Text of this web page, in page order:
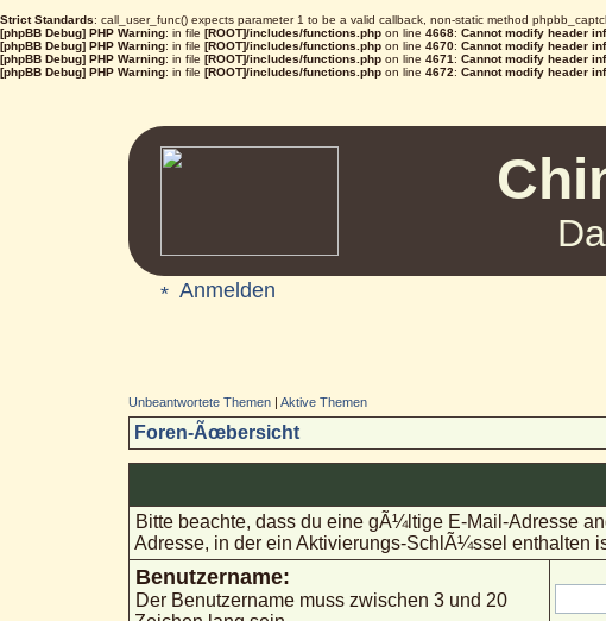
Strict Standards: call_user_func() expects parameter 1 to be a valid callback, non-static method
[phpBB Debug] PHP Warning: in file [ROOT]/includes/functions.php on line 4668: Cannot modify header
[phpBB Debug] PHP Warning: in file [ROOT]/includes/functions.php on line 4670: Cannot modify header
[phpBB Debug] PHP Warning: in file [ROOT]/includes/functions.php on line 4671 : Cannot modify header
[phpBB Debug] PHP Warning: in file [ROOT]/includes/functions.php on line 4672: Cannot modify header
Anmelden
Unbeantwortete Themen| Aktive Themen
Foren-Ãœbersicht
Bitte beachte, dass du eine gÃ¼ltige E-Mail-Adresse
Adresse, in der ein Aktivierungs-SchlÃ¼ssel enthalten
Benutzername:
Der Benutzername muss zwischen 3 und 20